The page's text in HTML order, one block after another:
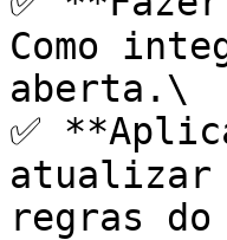
Como
aberta.\
✅
atualizar
regras